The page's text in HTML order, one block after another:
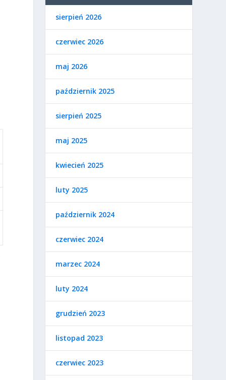
sierpień 2026
czerwiec 2026
maj 2026
październik 2025
sierpień 2025
maj 2025
kwiecień 2025
luty 2025
październik 2024
czerwiec 2024
marzec 2024
luty 2024
grudzień 2023
listopad 2023
czerwiec 2023